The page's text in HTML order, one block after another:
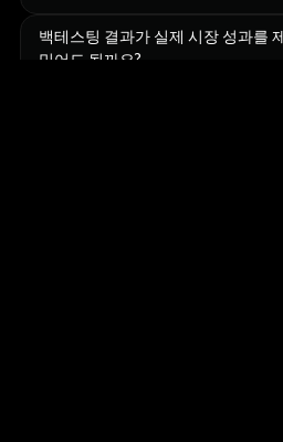
백테스팅 결과가 실제 시장 성과를
믿어도 될까요?